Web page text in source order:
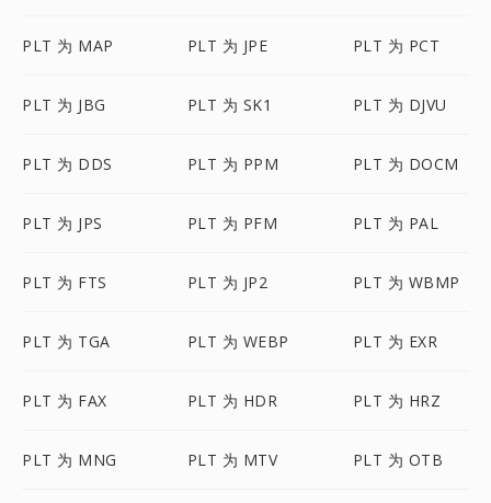
PLT 为 MAP PLT 为 JPE PLT 为 PCT
PLT 为 JBG PLT 为 SK1 PLT 为 DJVU
PLT 为 DDS PLT 为 PPM PLT 为 DOCM
PLT 为 JPS PLT 为 PFM PLT 为 PAL
PLT 为 FTS PLT 为 JP2 PLT 为 WBMP
PLT 为 TGA PLT 为 WEBP PLT 为 EXR
PLT 为 FAX PLT 为 HDR PLT 为 HRZ
PLT 为 MNG PLT 为 MTV PLT 为 OTB